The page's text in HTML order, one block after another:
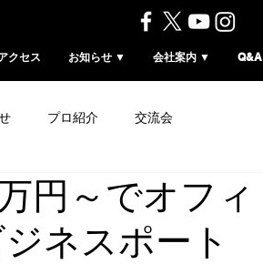
クセス お知らせ ▼ 会社案内 ▼ Q&A
プロ紹介 交流会
円～でオフィ
ネスポート